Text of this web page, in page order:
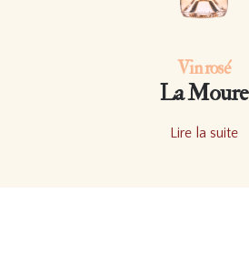
Vin rosé
La Moure
Lire la suite